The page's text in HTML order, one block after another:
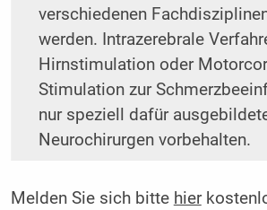
verschiedenen
werden. Intrazerebrale
Hirnstimulation oder
Stimulation zur
nur speziell dafür
Neurochirurgen vorbehalten.
Melden Sie sich bitte hier